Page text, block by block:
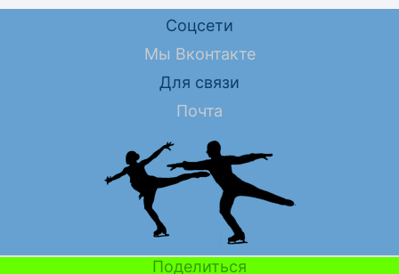
Соцсети
Мы Вконтакте
Для связи
Почта
Поделиться